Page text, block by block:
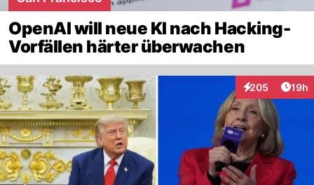
OpenAI will neue KI nach Hacking-
Vorfällen härter überwachen
205
Interaktionen
19h